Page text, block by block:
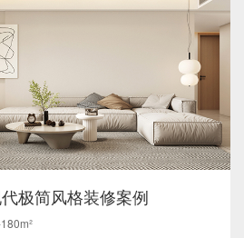
极简风格装修案例